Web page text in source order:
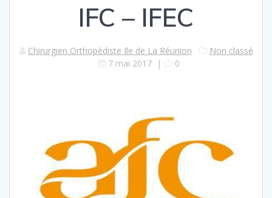
IFC – IFEC
Chirurgien Orthopédiste Ile de La Réunion
Non classé
7 mai 2017| 0